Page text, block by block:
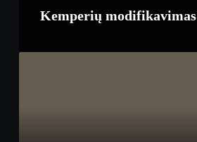
Kemperių modifikavimas